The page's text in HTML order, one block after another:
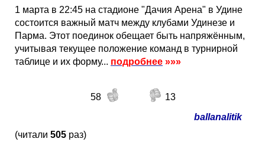
1 марта в 22:45 на стадионе "Дачия Арена" в Удине
состоится важный матч между клубами Удинезе и
Парма. Этот поединок обещает быть напряжённым,
учитывая текущее положение команд в турнирной
таблице и их форму... подробнее »»»
58
13
ballanalitik
(читали 505 раз)